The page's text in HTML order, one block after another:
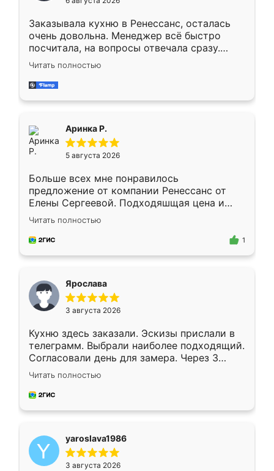
мебели буду заказывать только здесь.
Заказывала кухню в Ренессанс, осталась
очень довольна. Менеджер всё быстро
посчитала, на вопросы отвечала сразу.
Замерщик приехал в субботу, подошёл к
делу со всей ответственностью. Собрали
за день, ребята работали аккуратно, даже
Читать полностью
Аринка Р.
5 августа 2026
Больше всех мне понравилось
предложение от компании Ренессанс от
Елены Сергеевой. Подходяшщая цена и
короткие сроки изготовления. Приехавший
для замера сотрудник Владислав
предложил по моему эскизу самый
Читать полностью
1
Ярослава
3 августа 2026
Кухню здесь заказали. Эскизы прислали в
телеграмм. Выбрали наиболее подходящий.
Согласовали день для замера. Через 3
недели кухня была уже готова. Остались
довольны работой. Спасибо Ренессанс
мебель за качественную работу!
Читать полностью
yaroslava1986
3 августа 2026